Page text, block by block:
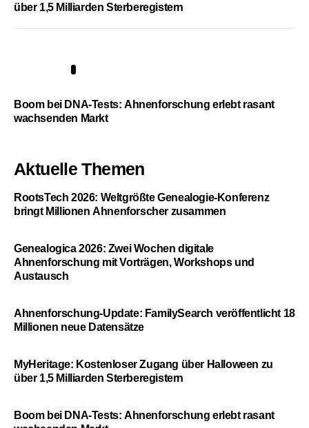
über 1,5 Milliarden Sterberegistern
Boom bei DNA-Tests: Ahnenforschung erlebt rasant
wachsenden Markt
Aktuelle Themen
RootsTech 2026: Weltgrößte Genealogie-Konferenz
bringt Millionen Ahnenforscher zusammen
Genealogica 2026: Zwei Wochen digitale
Ahnenforschung mit Vorträgen, Workshops und
Austausch
Ahnenforschung-Update: FamilySearch veröffentlicht 18
Millionen neue Datensätze
MyHeritage: Kostenloser Zugang über Halloween zu
über 1,5 Milliarden Sterberegistern
Boom bei DNA-Tests: Ahnenforschung erlebt rasant